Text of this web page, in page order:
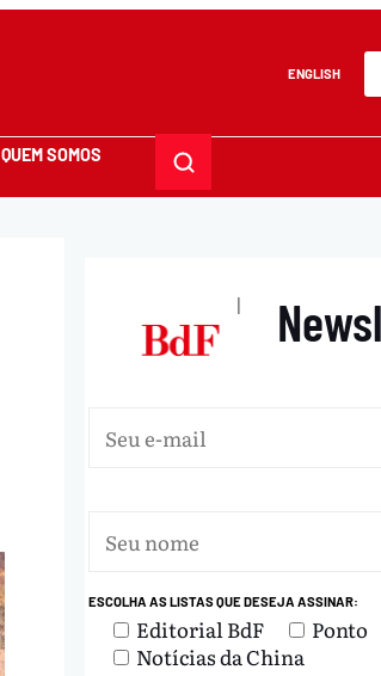
ENGLISH
QUEM SOMOS
|
ESCOLHA AS LISTAS QUE DESEJA ASSINAR:
Editorial BdF
Ponto
Notícias da China